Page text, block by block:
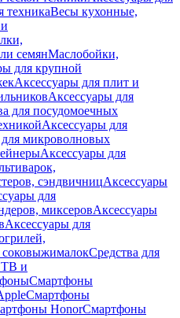
техникаВесы кухонные,
семянМаслобойки,
для крупной
Аксессуары для плит и
Аксессуары для
для посудомоечных
Аксессуары для
микроволновых
Аксессуары для
сэндвичницАксессуары
для
миксеровАксессуары
Аксессуары для
соковыжималокСредства для
и
Смартфоны
Смартфоны
HonorСмартфоны